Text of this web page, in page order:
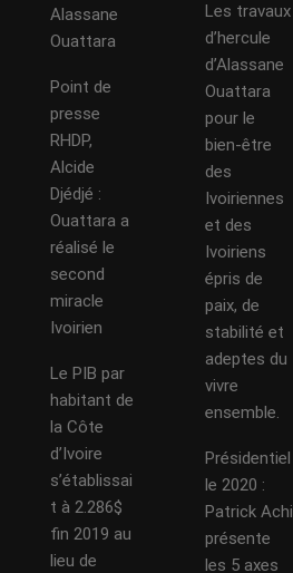
Alassane
Ouattara
Point de
presse
RHDP,
Alcide
Djédjé :
Ouattara a
réalisé le
second
miracle
Ivoirien
Le PIB par
habitant de
la Côte
d’Ivoire
s’établissai
t à 2.286$
fin 2019 au
lieu de
Les travaux
d’hercule
d’Alassane
Ouattara
pour le
bien-être
des
Ivoiriennes
et des
Ivoiriens
épris de
paix, de
stabilité et
adeptes du
vivre
ensemble.
Présidentiel
le 2020 :
Patrick Achi
présente
les 5 axes